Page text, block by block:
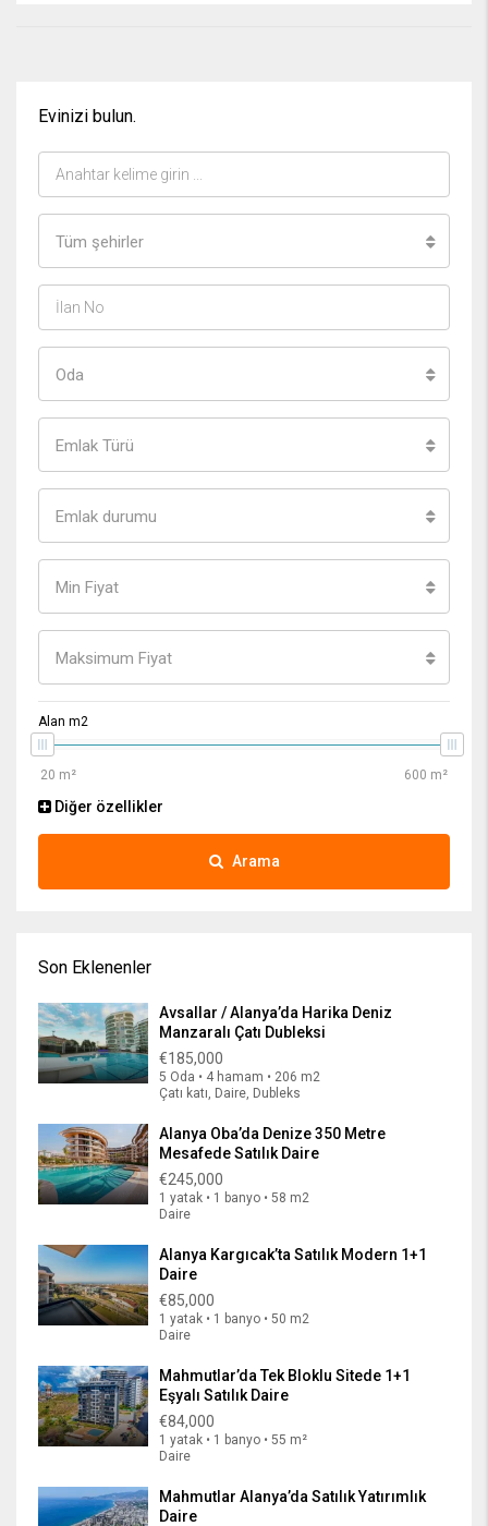
Evinizi bulun.
Tüm şehirler
Oda
Emlak Türü
Emlak durumu
Min Fiyat
Maksimum Fiyat
Alan m2
Diğer özellikler
Arama
Son Eklenenler
Avsallar / Alanya’da Harika Deniz
Manzaralı Çatı Dubleksi
€185,000
5 Oda • 4 hamam • 206 m2
Çatı katı, Daire, Dubleks
Alanya Oba’da Denize 350 Metre
Mesafede Satılık Daire
€245,000
1 yatak • 1 banyo • 58 m2
Daire
Alanya Kargıcak’ta Satılık Modern 1+1
Daire
€85,000
1 yatak • 1 banyo • 50 m2
Daire
Mahmutlar’da Tek Bloklu Sitede 1+1
Eşyalı Satılık Daire
€84,000
1 yatak • 1 banyo • 55 m²
Daire
Mahmutlar Alanya’da Satılık Yatırımlık
Daire